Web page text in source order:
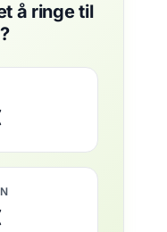
å ringe til